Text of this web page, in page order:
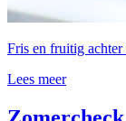
Fris en fruitig achter
Lees meer